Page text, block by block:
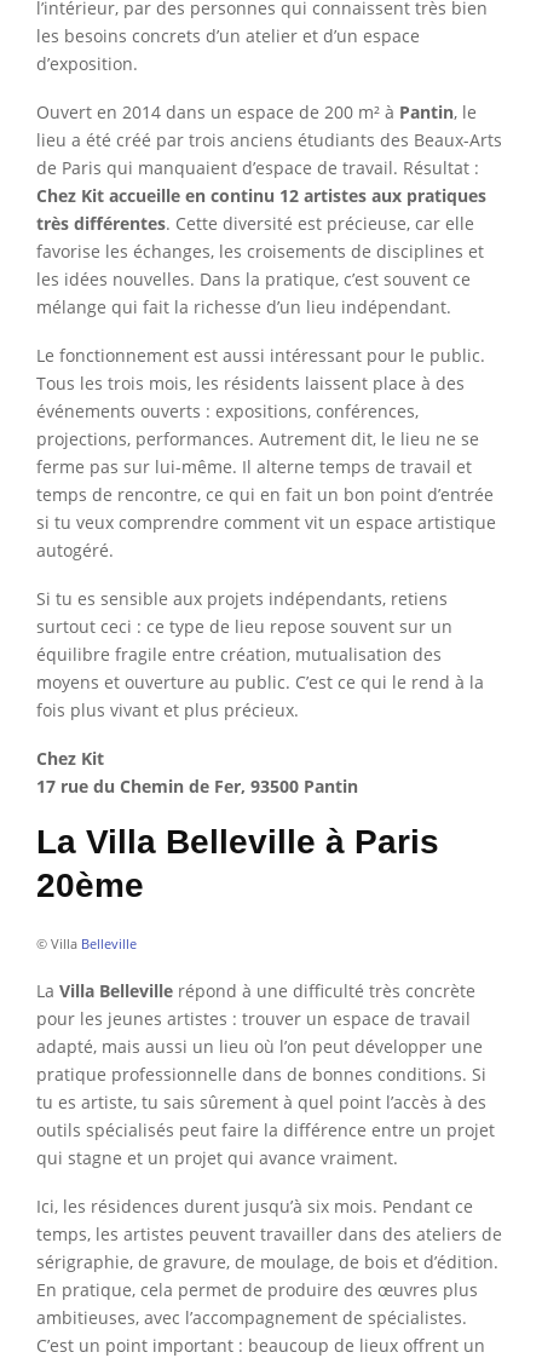
l’intérieur, par des personnes qui connaissent très bien
les besoins concrets d’un atelier et d’un espace
d’exposition.
Ouvert en 2014 dans un espace de 200 m² à Pantin, le
lieu a été créé par trois anciens étudiants des Beaux-Arts
de Paris qui manquaient d’espace de travail. Résultat :
Chez Kit accueille en continu 12 artistes aux pratiques
très différentes. Cette diversité est précieuse, car elle
favorise les échanges, les croisements de disciplines et
les idées nouvelles. Dans la pratique, c’est souvent ce
mélange qui fait la richesse d’un lieu indépendant.
Le fonctionnement est aussi intéressant pour le public.
Tous les trois mois, les résidents laissent place à des
événements ouverts : expositions, conférences,
projections, performances. Autrement dit, le lieu ne se
ferme pas sur lui-même. Il alterne temps de travail et
temps de rencontre, ce qui en fait un bon point d’entrée
si tu veux comprendre comment vit un espace artistique
autogéré.
Si tu es sensible aux projets indépendants, retiens
surtout ceci : ce type de lieu repose souvent sur un
équilibre fragile entre création, mutualisation des
moyens et ouverture au public. C’est ce qui le rend à la
fois plus vivant et plus précieux.
Chez Kit
17 rue du Chemin de Fer, 93500 Pantin
La Villa Belleville à Paris
20ème
© Villa Belleville
La Villa Belleville répond à une difficulté très concrète
pour les jeunes artistes : trouver un espace de travail
adapté, mais aussi un lieu où l’on peut développer une
pratique professionnelle dans de bonnes conditions. Si
tu es artiste, tu sais sûrement à quel point l’accès à des
outils spécialisés peut faire la différence entre un projet
qui stagne et un projet qui avance vraiment.
Ici, les résidences durent jusqu’à six mois. Pendant ce
temps, les artistes peuvent travailler dans des ateliers de
sérigraphie, de gravure, de moulage, de bois et d’édition.
En pratique, cela permet de produire des œuvres plus
ambitieuses, avec l’accompagnement de spécialistes.
C’est un point important : beaucoup de lieux offrent un